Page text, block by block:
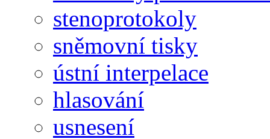
stenoprotokoly
sněmovní tisky
ústní interpelace
hlasování
usnesení